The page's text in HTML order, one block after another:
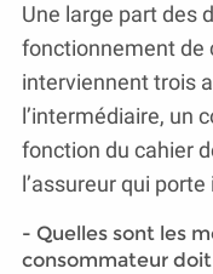
Une large part des
fonctionnement de
interviennent trois
l’intermédiaire, un
fonction du cahier
l’assureur qui
- Quelles sont les
consommateur